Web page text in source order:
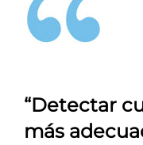
“Detectar
más